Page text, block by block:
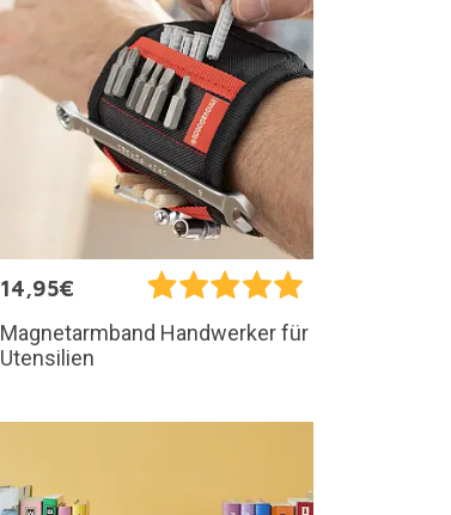
14,95€
Magnetarmband Handwerker für
Utensilien